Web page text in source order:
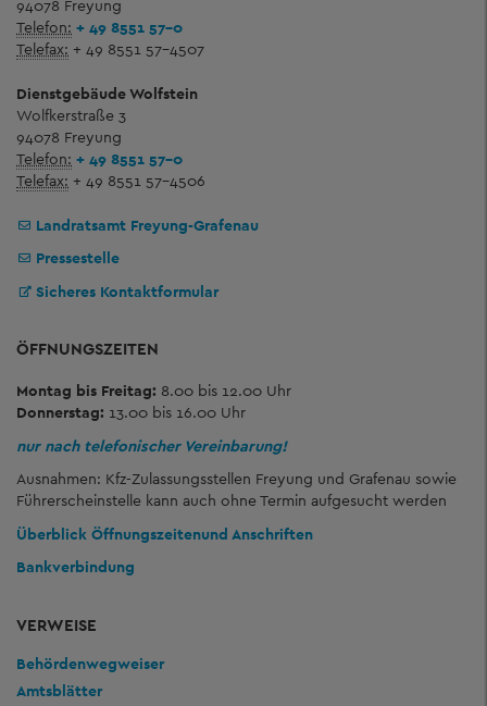
94078 Freyung
Telefon: + 49 8551 57-0
Telefax: + 49 8551 57-4507
Dienstgebäude Wolfstein
Wolfkerstraße 3
94078 Freyung
Telefon: + 49 8551 57-0
Telefax: + 49 8551 57-4506
Landratsamt Freyung-Grafenau
Pressestelle
Sicheres Kontaktformular
ÖFFNUNGSZEITEN
Montag bis Freitag: 8.00 bis 12.00 Uhr
Donnerstag: 13.00 bis 16.00 Uhr
nur nach telefonischer Vereinbarung!
Ausnahmen: Kfz-Zulassungsstellen Freyung und Grafenau sowie
Führerscheinstelle kann auch ohne Termin aufgesucht werden
Überblick Öffnungszeitenund Anschriften
Bankverbindung
VERWEISE
Behördenwegweiser
Amtsblätter